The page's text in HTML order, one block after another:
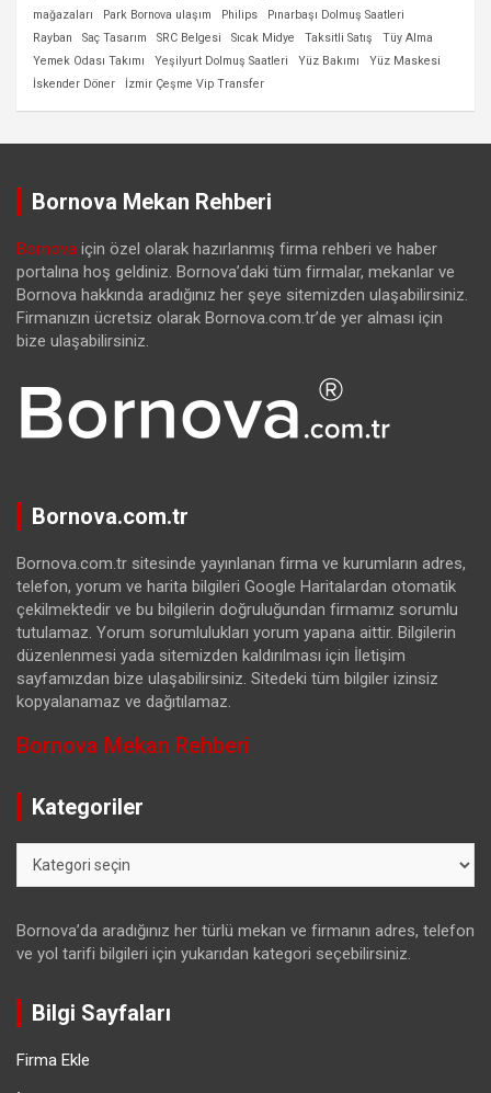
mağazaları
Park Bornova ulaşım Philips
Pınarbaşı Dolmuş Saatleri
Rayban
Saç Tasarım SRC Belgesi Sıcak Midye Taksitli Satış
Tüy Alma
Yemek Odası Takımı
Yeşilyurt Dolmuş Saatleri Yüz Bakımı
Yüz Maskesi
İskender Döner
İzmir Çeşme Vip Transfer
Bornova Mekan Rehberi
Bornova için özel olarak hazırlanmış firma rehberi ve haber
portalına hoş geldiniz. Bornova’daki tüm firmalar, mekanlar ve
Bornova hakkında aradığınız her şeye sitemizden ulaşabilirsiniz.
Firmanızın ücretsiz olarak Bornova.com.tr’de yer alması için
bize ulaşabilirsiniz.
Bornova.com.tr
Bornova.com.tr sitesinde yayınlanan firma ve kurumların adres,
telefon, yorum ve harita bilgileri Google Haritalardan otomatik
çekilmektedir ve bu bilgilerin doğruluğundan firmamız sorumlu
tutulamaz. Yorum sorumlulukları yorum yapana aittir. Bilgilerin
düzenlenmesi yada sitemizden kaldırılması için İletişim
sayfamızdan bize ulaşabilirsiniz. Sitedeki tüm bilgiler izinsiz
kopyalanamaz ve dağıtılamaz.
Bornova Mekan Rehberi
Kategoriler
Bornova’da aradığınız her türlü mekan ve firmanın adres, telefon
ve yol tarifi bilgileri için yukarıdan kategori seçebilirsiniz.
Bilgi Sayfaları
Firma Ekle